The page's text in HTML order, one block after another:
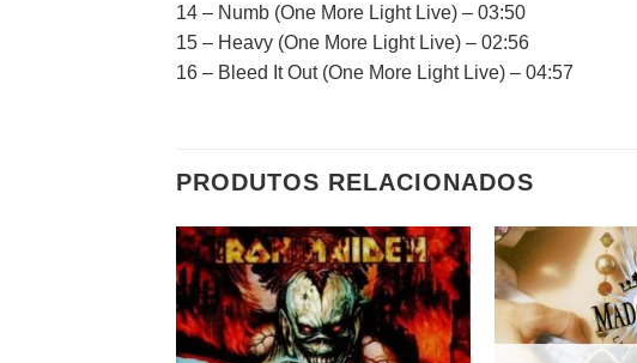
14 – Numb (One More Light Live) – 03:50
15 – Heavy (One More Light Live) – 02:56
16 – Bleed It Out (One More Light Live) – 04:57
PRODUTOS RELACIONADOS
Adicionar
a lista de
desejos